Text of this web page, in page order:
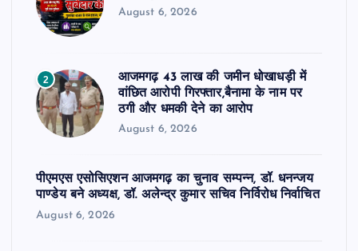
August 6, 2026
2
आजमगढ़ 43 लाख की जमीन धोखाधड़ी में
वांछित आरोपी गिरफ्तार,बैनामा के नाम पर
ठगी और धमकी देने का आरोप
August 6, 2026
पीएमएस एसोसिएशन आजमगढ़ का चुनाव सम्पन्न, डॉ. धनन्जय
पाण्डेय बने अध्यक्ष, डॉ. अलेन्द्र कुमार सचिव निर्विरोध निर्वाचित
August 6, 2026